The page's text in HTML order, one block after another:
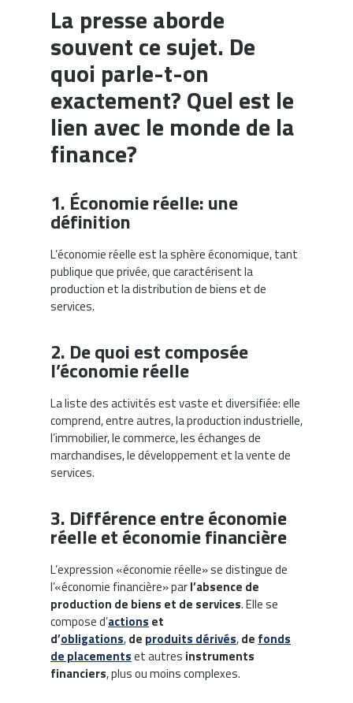
La presse aborde
souvent ce sujet. De
quoi parle-t-on
exactement? Quel est le
lien avec le monde de la
finance?
1. Économie réelle: une
définition
L’économie réelle est la sphère économique, tant
publique que privée, que caractérisent la
production et la distribution de biens et de
services.
2. De quoi est composée
l’économie réelle
La liste des activités est vaste et diversifiée: elle
comprend, entre autres, la production industrielle,
l’immobilier, le commerce, les échanges de
marchandises, le développement et la vente de
services.
3. Différence entre économie
réelle et économie financière
L’expression «économie réelle» se distingue de
l’«économie financière» parl’absence de
production de biens et de services. Elle se
compose d’actions et
d’obligations,de produits dérivés,de fonds
de placementset autres instruments
financiers, plus ou moins complexes.